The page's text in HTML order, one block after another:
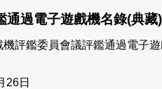
通過電子遊戲機名錄(典藏)
評鑑委員會議評鑑通過電子
26日